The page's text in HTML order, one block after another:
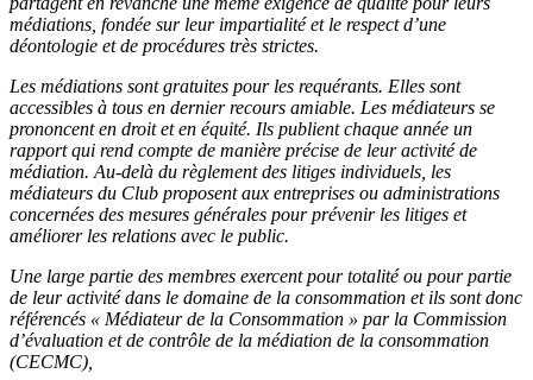
médiations, fondée sur leur impartialité et le respect d’une
déontologie et de procédures très strictes.
Les médiations sont gratuites pour les requérants. Elles sont
accessibles à tous en dernier recours amiable. Les médiateurs se
prononcent en droit et en équité. Ils publient chaque année un
rapport qui rend compte de manière précise de leur activité de
médiation. Au-delà du règlement des litiges individuels, les
médiateurs du Club proposent aux entreprises ou administrations
concernées des mesures générales pour prévenir les litiges et
améliorer les relations avec le public.
Une large partie des membres exercent pour totalité ou pour partie
de leur activité dans le domaine de la consommation et ils sont donc
référencés « Médiateur de la Consommation » par la Commission
d’évaluation et de contrôle de la médiation de la consommation
(CECMC),